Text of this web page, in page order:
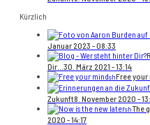
Kürzlich
Januar 2023 - 08:33
Dir... 30. März 2021 - 13:14
shFree
Zukunft8. November 2020 -
shThe
2020 - 14:17